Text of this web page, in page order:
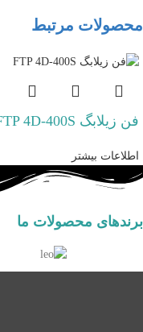
محصولات مرتبط
فن زیلابگ FTP 4D-400S
اطلاعات بیشتر
برندهای محصولات ما